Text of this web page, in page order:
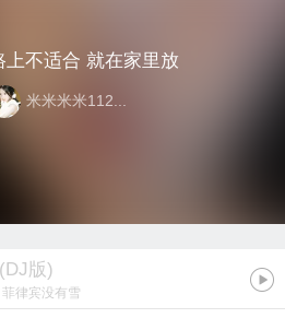
上不适合 就在家里放
米米米米112...
版)
菲律宾没有雪